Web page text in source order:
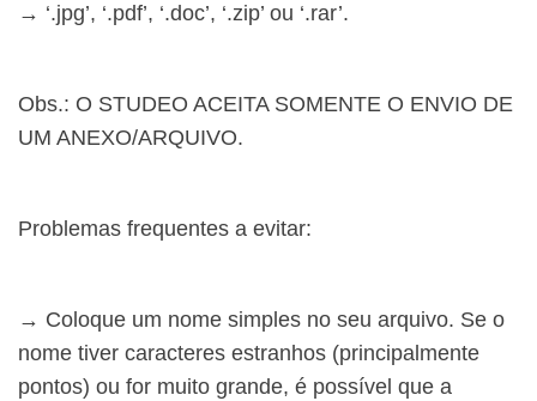
→ ‘.jpg’, ‘.pdf’, ‘.doc’, ‘.zip’ ou ‘.rar’.
Obs.: O STUDEO ACEITA SOMENTE O ENVIO DE
UM ANEXO/ARQUIVO.
Problemas frequentes a evitar:
→ Coloque um nome simples no seu arquivo. Se o
nome tiver caracteres estranhos (principalmente
pontos) ou for muito grande, é possível que a